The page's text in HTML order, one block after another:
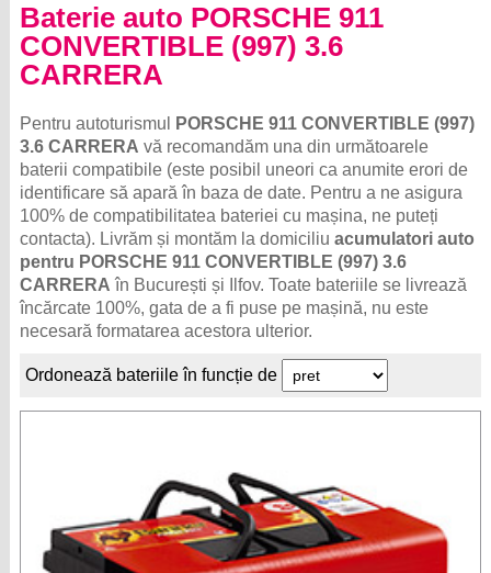
Baterie auto PORSCHE 911
CONVERTIBLE (997) 3.6
CARRERA
Pentru autoturismul
PORSCHE 911 CONVERTIBLE (997)
3.6 CARRERA vă recomandăm una din următoarele
baterii compatibile (este posibil uneori ca anumite erori de
identificare să apară în baza de date. Pentru a ne asigura
100% de compatibilitatea bateriei cu mașina, ne puteți
contacta). Livrăm și montăm la domiciliuacumulatori auto
pentru PORSCHE 911 CONVERTIBLE (997) 3.6
CARRERA în București și Ilfov. Toate bateriile se livrează
încărcate 100%, gata de a fi puse pe mașină, nu este
necesară formatarea acestora ulterior.
Ordonează bateriile în funcție de